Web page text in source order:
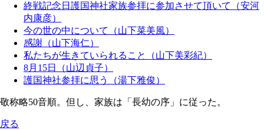
終戦記念日護国神社家族参拝に参加させて頂いて（安河
内康彦）
今の世の中について（山下菜美風）
感謝（山下海仁）
私たちが生きていられること（山下美彩紀）
8月15日（山辺貞子）
護国神社参拝に思う（湯下雅俊）
敬称略50音順。但し、家族は「長幼の序」に従った。
戻る